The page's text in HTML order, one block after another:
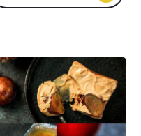
読みもの
会社概要
お問い合わせ